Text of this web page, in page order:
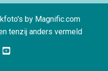
by Magnific.com
tenzij anders vermeld